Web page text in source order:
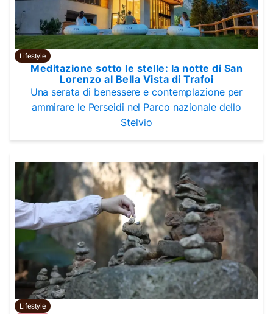
Lifestyle
Meditazione sotto le stelle: la notte di San
Lorenzo al Bella Vista di Trafoi
Una serata di benessere e contemplazione per
ammirare le Perseidi nel Parco nazionale dello
Stelvio
Lifestyle